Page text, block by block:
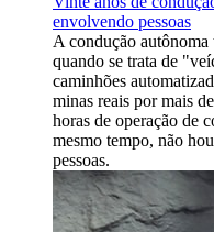
envolvendo pessoas
A condução autônoma
quando se trata de
caminhões
minas reais por mais
horas de operação de
mesmo tempo, não
pessoas.